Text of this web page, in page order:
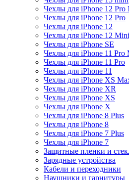
Чехлы для iPhone 12 Pro
Чехлы для iPhone 12 Pro
Чехлы для iPhone 12
Чехлы для iPhone 12 Mini
Чехлы для iPhone SE
Чехлы для iPhone 11 Pro
Чехлы для iPhone 11 Pro
Чехлы для iPhone 11
Чехлы для iPhone XS
Чехлы для iPhone XR
Чехлы для iPhone XS
Чехлы для iPhone X
Чехлы для iPhone 8 Plus
Чехлы для iPhone 8
Чехлы для iPhone 7 Plus
Чехлы для iPhone 7
Защитные пленки и
Зарядные устройства
Кабели и переходники
Наушники и гарнитуры